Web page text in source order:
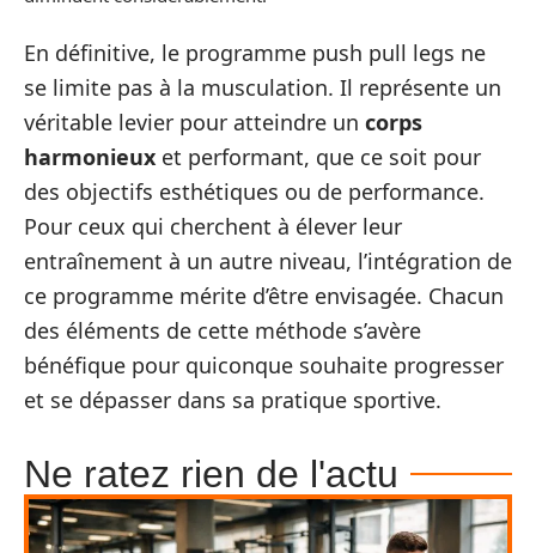
En définitive, le programme push pull legs ne
se limite pas à la musculation. Il représente un
véritable levier pour atteindre un corps
harmonieux et performant, que ce soit pour
des objectifs esthétiques ou de performance.
Pour ceux qui cherchent à élever leur
entraînement à un autre niveau, l’intégration de
ce programme mérite d’être envisagée. Chacun
des éléments de cette méthode s’avère
bénéfique pour quiconque souhaite progresser
et se dépasser dans sa pratique sportive.
Ne ratez rien de l'actu